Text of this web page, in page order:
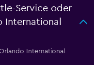
Service oder
International
International